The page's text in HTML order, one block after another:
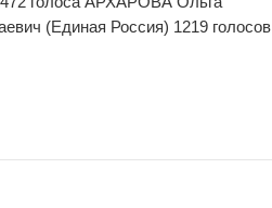
(Единая Россия) 1219 голосов